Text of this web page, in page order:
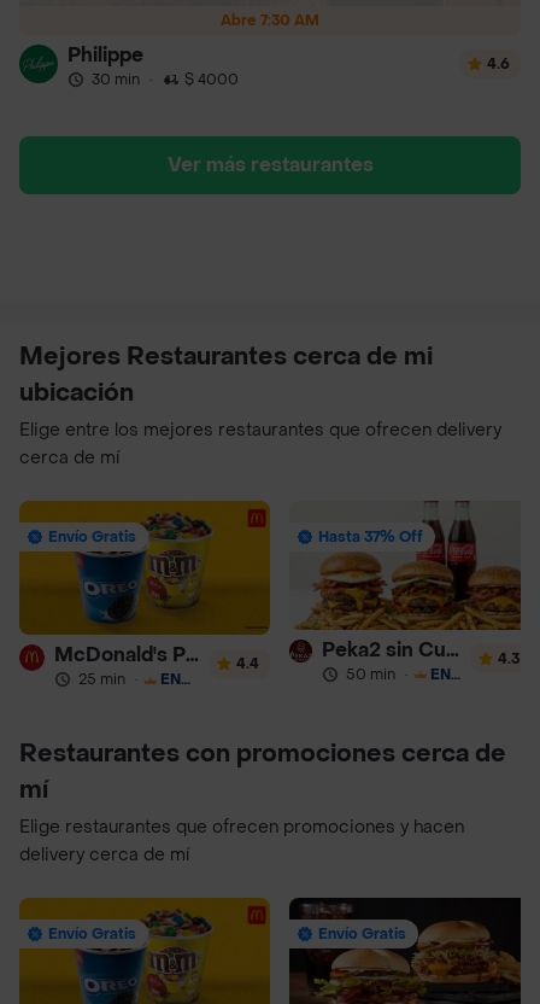
Abre 7:30 AM
Philippe
30 min · $ 4000
4.6
Ver más restaurantes
Mejores Restaurantes cerca de mi
ubicación
Elige entre los mejores restaurantes que ofrecen delivery
cerca de mí
Envío Gratis
McDonald's Postres
25 min · ENVÍO GRATIS
4.4
Hasta 37% Off
Peka2 sin Culpa Lourdes
50 min · ENVÍO GRATIS
4.3
Restaurantes con promociones cerca de
mí
Elige restaurantes que ofrecen promociones y hacen
delivery cerca de mí
Envío Gratis Envío Gratis